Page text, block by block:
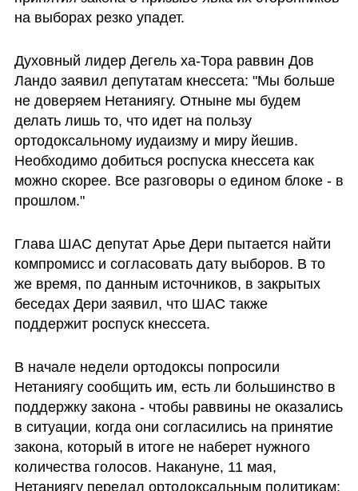
на выборах резко упадет.
Духовный лидер Дегель ха-Тора раввин Дов
Ландо заявил депутатам кнессета: "Мы больше
не доверяем Нетаниягу. Отныне мы будем
делать лишь то, что идет на пользу
ортодоксальному иудаизму и миру йешив.
Необходимо добиться роспуска кнессета как
можно скорее. Все разговоры о едином блоке - в
прошлом."
Глава ШАС депутат Арье Дери пытается найти
компромисс и согласовать дату выборов. В то
же время, по данным источников, в закрытых
беседах Дери заявил, что ШАС также
поддержит роспуск кнессета.
В начале недели ортодоксы попросили
Нетаниягу сообщить им, есть ли большинство в
поддержку закона - чтобы раввины не оказались
в ситуации, когда они согласились на принятие
закона, который в итоге не наберет нужного
количества голосов. Накануне, 11 мая,
Нетаниягу передал ортодоксальным политикам: